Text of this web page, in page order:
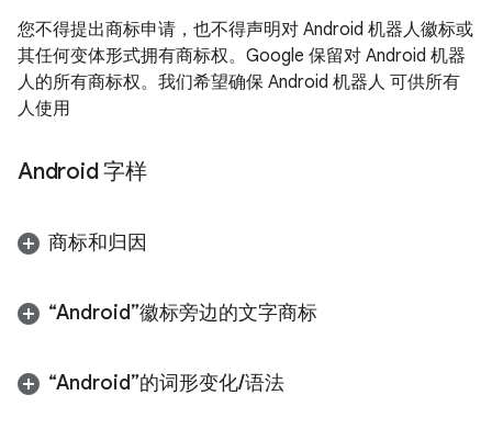
您不得提出商标申请，也不得声明对 Android 机器人徽标或
其任何变体形式拥有商标权。Google 保留对 Android 机器
人的所有商标权。我们希望确保 Android 机器人 可供所有
人使用
Android 字样
商标和归因
“Android”徽标旁边的文字商标
“Android”的词形变化/语法